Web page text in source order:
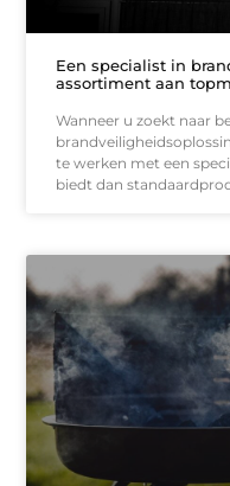
Een specialist in
assortiment aan
Wanneer u zoekt naar
te werken met een
biedt dan